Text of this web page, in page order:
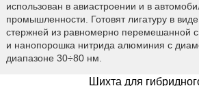
использован в авиастроении и в
промышленности. Готовят лигатуру в
стержней из равномерно перемешанной
и нанопорошка нитрида алюминия с
диапазоне 30÷80 нм.
Шихта для